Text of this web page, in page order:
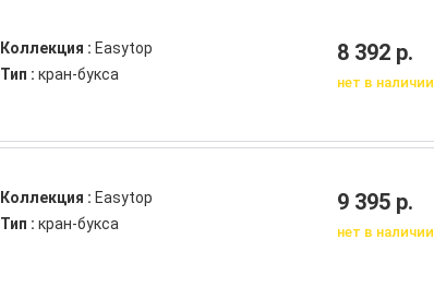
Коллекция : Easytop
Тип : кран-букса
8 392 р.
нет в наличии
Коллекция : Easytop
Тип : кран-букса
9 395 р.
нет в наличии